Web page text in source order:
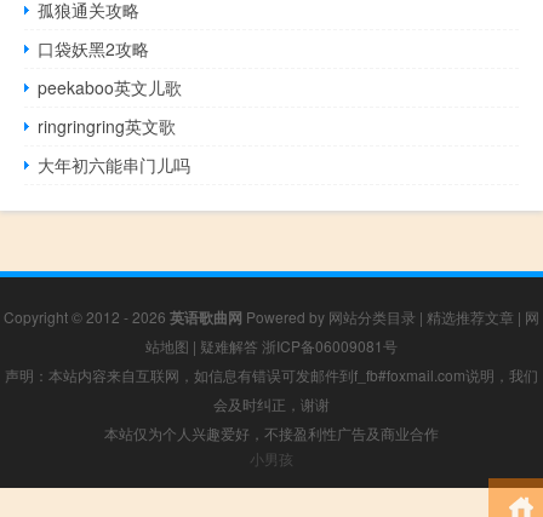
孤狼通关攻略
口袋妖黑2攻略
peekaboo英文儿歌
ringringring英文歌
大年初六能串门儿吗
Copyright © 2012 - 2026 英语歌曲网 Powered by 网站分类目录 | 精选推荐文章 | 网
站地图 | 疑难解答 浙ICP备06009081号
声明：本站内容来自互联网，如信息有错误可发邮件到f_fb#foxmail.com说明，我们
会及时纠正，谢谢
本站仅为个人兴趣爱好，不接盈利性广告及商业合作
小男孩